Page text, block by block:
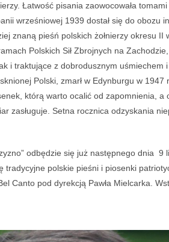
Łatwość pisania zaowocowała
wrześniowej 1939 dostał się do obozu
znaną pieśń polskich żołnierzy okresu II
Polskich Sił Zbrojnych na
i traktujące z dobrodusznym uśmiechem
Polski, zmarł w Edynburgu w 1947
którą warto ocalić od zapomnienia, a
zasługuje. Setna rocznica odzyskania
odbędzie się już następnego dnia 9
tradycyjne polskie pieśni i piosenki
Canto pod dyrekcją Pawła Mielcarka.